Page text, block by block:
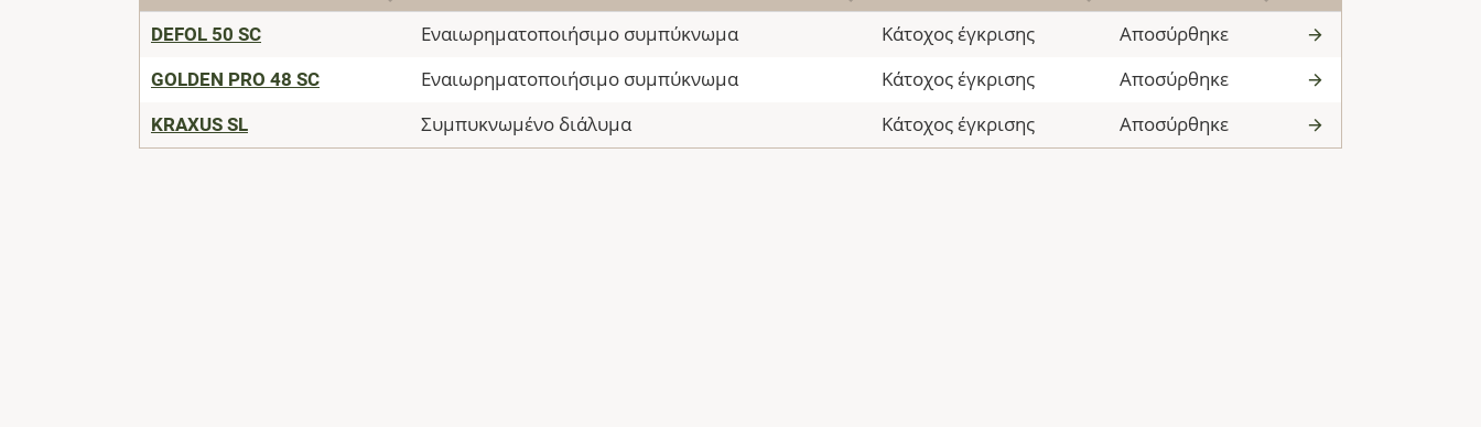
DEFOL 50 SC Εναιωρηματοποιήσιμο συμπύκνωμα Κάτοχος έγκρισης Αποσύρθηκε
GOLDEN PRO 48 SC Εναιωρηματοποιήσιμο συμπύκνωμα Κάτοχος έγκρισης Αποσύρθηκε
KRAXUS SL Συμπυκνωμένο διάλυμα Κάτοχος έγκρισης Αποσύρθηκε